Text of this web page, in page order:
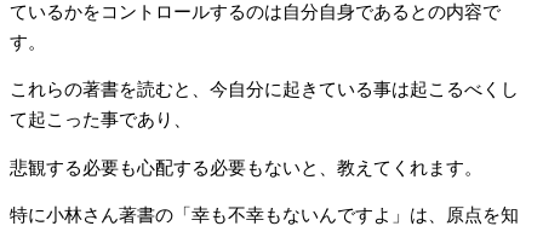
ているかをコントロールするのは自分自身であるとの内容で
す。
これらの著書を読むと、今自分に起きている事は起こるべくし
て起こった事であり、
悲観する必要も心配する必要もないと、教えてくれます。
特に小林さん著書の「幸も不幸もないんですよ」は、原点を知